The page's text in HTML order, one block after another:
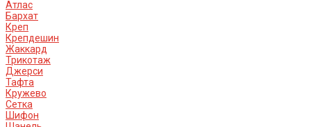
Атлас
Бархат
Креп
Крепдешин
Жаккард
Трикотаж
Джерси
Тафта
Кружево
Сетка
Шифон